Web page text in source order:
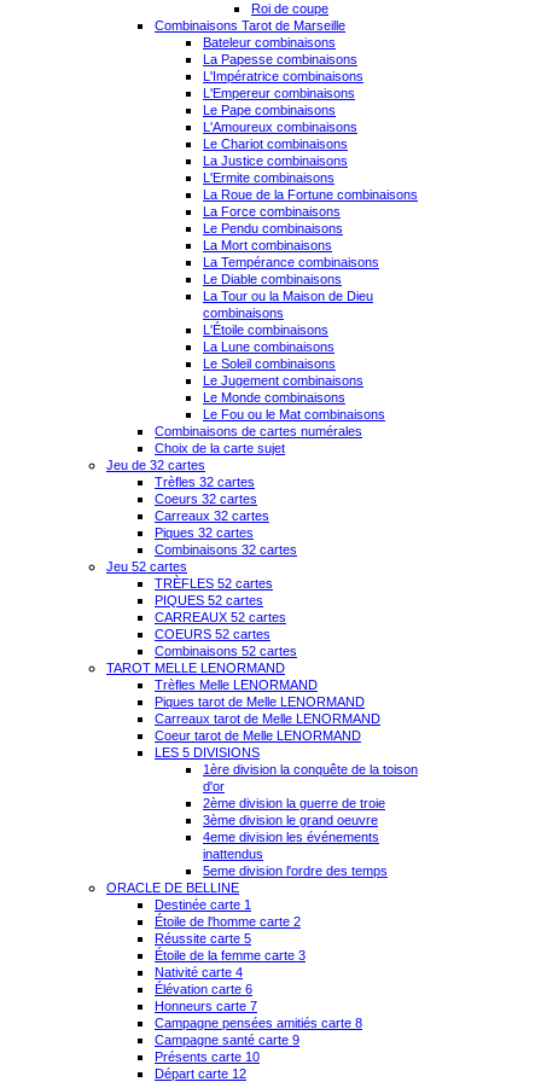
Roi de coupe
Combinaisons Tarot de Marseille
Bateleur combinaisons
La Papesse combinaisons
L'Impératrice combinaisons
L'Empereur combinaisons
Le Pape combinaisons
L'Amoureux combinaisons
Le Chariot combinaisons
La Justice combinaisons
L'Ermite combinaisons
La Roue de la Fortune combinaisons
La Force combinaisons
Le Pendu combinaisons
La Mort combinaisons
La Tempérance combinaisons
Le Diable combinaisons
La Tour ou la Maison de Dieu
combinaisons
L'Étoile combinaisons
La Lune combinaisons
Le Soleil combinaisons
Le Jugement combinaisons
Le Monde combinaisons
Le Fou ou le Mat combinaisons
Combinaisons de cartes numérales
Choix de la carte sujet
Jeu de 32 cartes
Trèfles 32 cartes
Coeurs 32 cartes
Carreaux 32 cartes
Piques 32 cartes
Combinaisons 32 cartes
Jeu 52 cartes
TRÈFLES 52 cartes
PIQUES 52 cartes
CARREAUX 52 cartes
COEURS 52 cartes
Combinaisons 52 cartes
TAROT MELLE LENORMAND
Trèfles Melle LENORMAND
Piques tarot de Melle LENORMAND
Carreaux tarot de Melle LENORMAND
Coeur tarot de Melle LENORMAND
LES 5 DIVISIONS
1ère division la conquête de la toison
d'or
2ème division la guerre de troie
3ème division le grand oeuvre
4eme division les événements
inattendus
5eme division l'ordre des temps
ORACLE DE BELLINE
Destinée carte 1
Étoile de l'homme carte 2
Réussite carte 5
Étoile de la femme carte 3
Nativité carte 4
Élévation carte 6
Honneurs carte 7
Campagne pensées amitiés carte 8
Campagne santé carte 9
Présents carte 10
Départ carte 12